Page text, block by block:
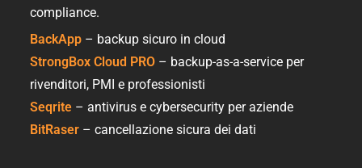
compliance.
BackApp – backup sicuro in cloud
StrongBox Cloud PRO – backup-as-a-service per
rivenditori, PMI e professionisti
Seqrite – antivirus e cybersecurity per aziende
BitRaser – cancellazione sicura dei dati